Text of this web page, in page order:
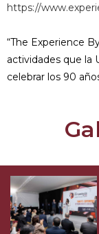
https://
“The Experience
actividades que la
celebrar los 90